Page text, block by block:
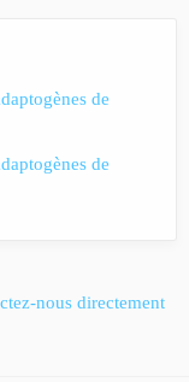
de
de
nous directement